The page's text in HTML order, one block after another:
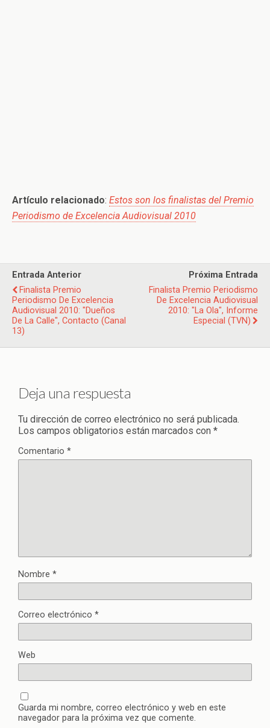
Artículo relacionado: Estos son los finalistas del Premio
Periodismo de Excelencia Audiovisual 2010
Entrada Anterior
Finalista Premio
Periodismo De Excelencia
Audiovisual 2010: "Dueños
De La Calle", Contacto (Canal
13)
Próxima Entrada
Finalista Premio Periodismo
De Excelencia Audiovisual
2010: "La Ola", Informe
Especial (TVN)
Deja una respuesta
Tu dirección de correo electrónico no será publicada.
Los campos obligatorios están marcados con *
Comentario *
Nombre *
Correo electrónico *
Web
Guarda mi nombre, correo electrónico y web en este
navegador para la próxima vez que comente.